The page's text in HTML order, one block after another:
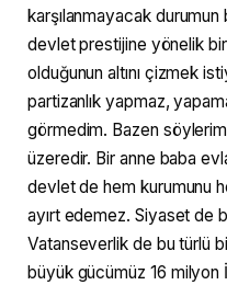
karşılanmayacak durumun
devlet prestijine yönelik
olduğunun altını çizmek
partizanlık yapmaz,
görmedim. Bazen
üzeredir. Bir anne baba
devlet de hem kurumunu
ayırt edemez. Siyaset de
Vatanseverlik de bu türlü
büyük gücümüz 16 milyon